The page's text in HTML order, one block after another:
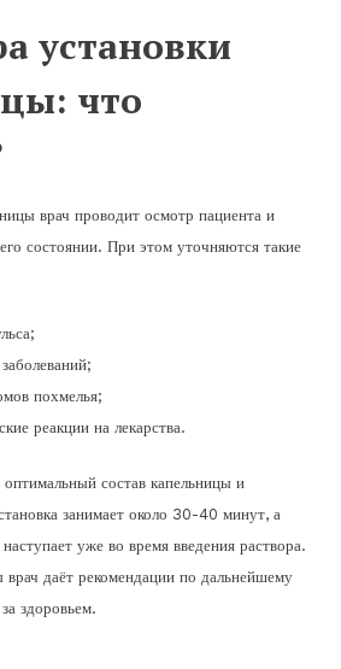
установки
что
врач проводит осмотр пациента и
состоянии. При этом уточняются такие
похмелья;
реакции на лекарства.
состав капельницы и
занимает около 30-40 минут, а
уже во время введения раствора.
даёт рекомендации по дальнейшему
здоровьем.